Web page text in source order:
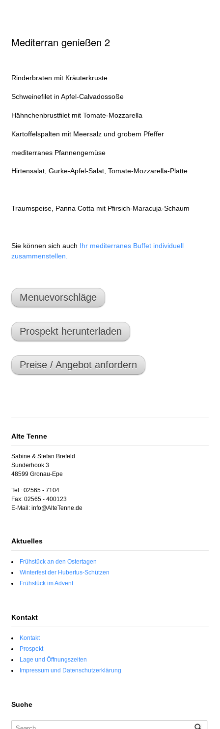
Mediterran genießen 2
Rinderbraten mit Kräuterkruste
Schweinefilet in Apfel-Calvadossoße
Hähnchenbrustfilet mit Tomate-Mozzarella
Kartoffelspalten mit Meersalz und grobem Pfeffer
mediterranes Pfannengemüse
Hirtensalat, Gurke-Apfel-Salat, Tomate-Mozzarella-Platte
Traumspeise, Panna Cotta mit Pfirsich-Maracuja-Schaum
Sie können sich auch Ihr mediterranes Buffet individuell
zusammenstellen.
Menuevorschläge
Prospekt herunterladen
Preise / Angebot anfordern
Alte Tenne
Sabine & Stefan Brefeld
Sunderhook 3
48599 Gronau-Epe
Tel.: 02565 - 7104
Fax: 02565 - 400123
E-Mail: info@AlteTenne.de
Aktuelles
Frühstück an den Ostertagen
Winterfest der Hubertus-Schützen
Frühstück im Advent
Kontakt
Kontakt
Prospekt
Lage und Öffnungszeiten
Impressum und Datenschutzerklärung
Suche